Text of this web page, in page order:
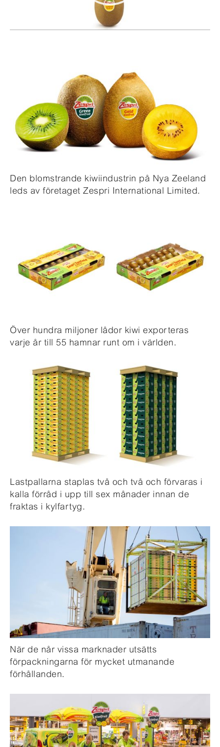
Den blomstrande kiwiindustrin på Nya Zeeland
leds av företaget Zespri International Limited.
Över hundra miljoner lådor kiwi exporteras
varje år till 55 hamnar runt om i världen.
Lastpallarna staplas två och två och förvaras i
kalla förråd i upp till sex månader innan de
fraktas i kylfartyg.
När de når vissa marknader utsätts
förpackningarna för mycket utmanande
förhållanden.